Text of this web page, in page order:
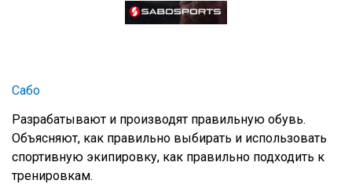
Сабо
Разрабатывают и производят правильную обувь.
Объясняют, как правильно выбирать и использовать
спортивную экипировку, как правильно подходить к
тренировкам.